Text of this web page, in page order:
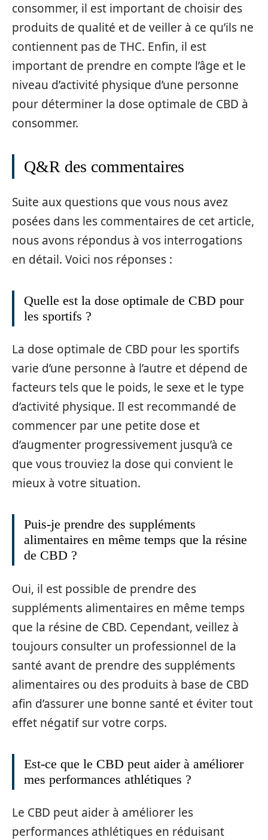
consommer, il est important de choisir des
produits de qualité et de veiller à ce qu’ils ne
contiennent pas de THC. Enfin, il est
important de prendre en compte l’âge et le
niveau d’activité physique d’une personne
pour déterminer la dose optimale de CBD à
consommer.
Q&R des commentaires
Suite aux questions que vous nous avez
posées dans les commentaires de cet article,
nous avons répondus à vos interrogations
en détail. Voici nos réponses :
Quelle est la dose optimale de CBD pour
les sportifs ?
La dose optimale de CBD pour les sportifs
varie d’une personne à l’autre et dépend de
facteurs tels que le poids, le sexe et le type
d’activité physique. Il est recommandé de
commencer par une petite dose et
d’augmenter progressivement jusqu’à ce
que vous trouviez la dose qui convient le
mieux à votre situation.
Puis-je prendre des suppléments
alimentaires en même temps que la résine
de CBD ?
Oui, il est possible de prendre des
suppléments alimentaires en même temps
que la résine de CBD. Cependant, veillez à
toujours consulter un professionnel de la
santé avant de prendre des suppléments
alimentaires ou des produits à base de CBD
afin d’assurer une bonne santé et éviter tout
effet négatif sur votre corps.
Est-ce que le CBD peut aider à améliorer
mes performances athlétiques ?
Le CBD peut aider à améliorer les
performances athlétiques en réduisant